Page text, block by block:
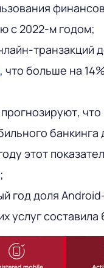
с 2022-м годом;
транзакций
, что больше на
банкинга
этот
год доля
услуг составила